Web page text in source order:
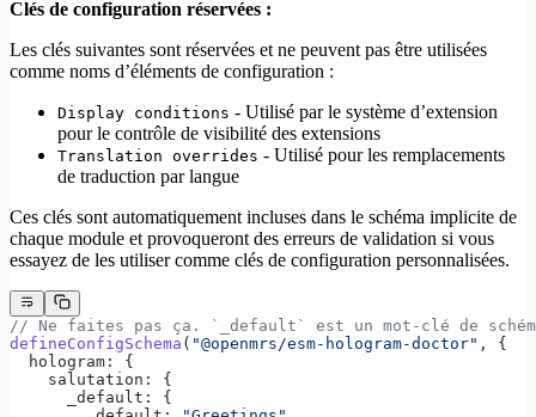
Clés de configuration réservées :
Les clés suivantes sont réservées et ne peuvent pas être utilisées
comme noms d’éléments de configuration :
Display conditions - Utilisé par le système d’extension
pour le contrôle de visibilité des extensions
Translation overrides - Utilisé pour les remplacements
de traduction par langue
Ces clés sont automatiquement incluses dans le schéma implicite de
chaque module et provoqueront des erreurs de validation si vous
essayez de les utiliser comme clés de configuration personnalisées.
// Ne faites pas ça. `_default` est un mot-clé de
defineConfigSchema ( "@openmrs/esm-hologram-doctor" , {
  hologram: {
    salutation: {
      _default: {